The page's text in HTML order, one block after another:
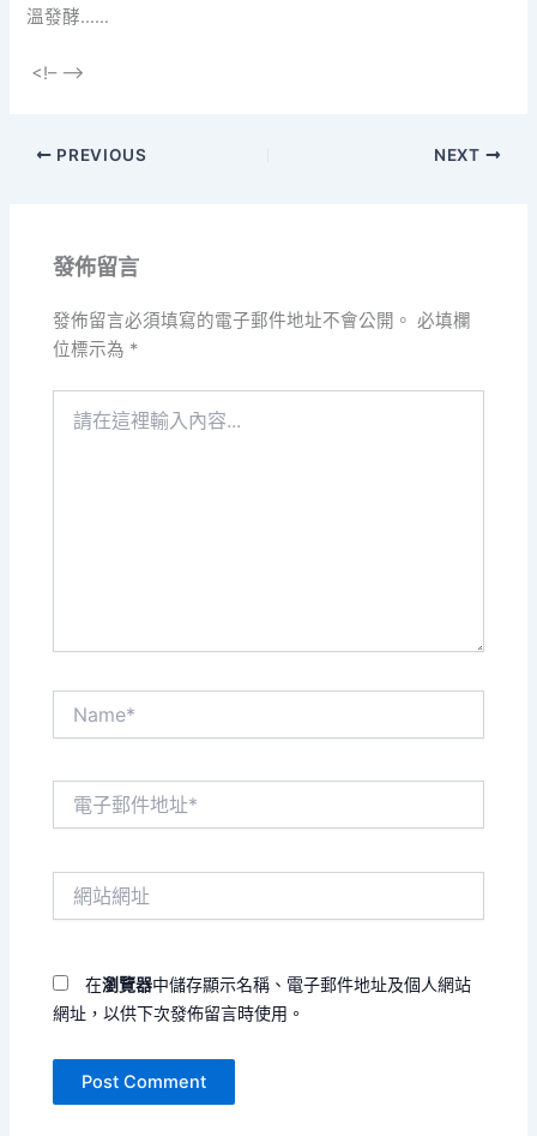
溫發酵……
<!– –>
PREVIOUS NEXT
發佈留言
發佈留言必須填寫的電子郵件地址不會公開。 必填欄
位標示為 *
在瀏覽器中儲存顯示名稱、電子郵件地址及個人網站
網址，以供下次發佈留言時使用。